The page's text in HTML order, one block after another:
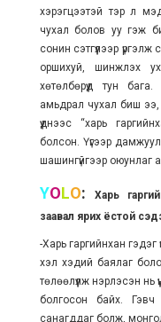
хэрэгцээтэй тэр л
чухал болов уу гэж
сонин сэтгүүлээр
оршихуй, шинжлэх
хөтөлбөрүүд тун
амьдрал чухал биш ээ,
үүднээс “харь
болсон. Үүгээр
шашингүйгээр оюунлаг
YOLO:
Харь
заавал ярих ёстой
-Харь гаргийнхан
хэл хэдий баялаг
төлөөлүүлж нэрлэсэн нь
болгосон байх.
санагддаг болж,